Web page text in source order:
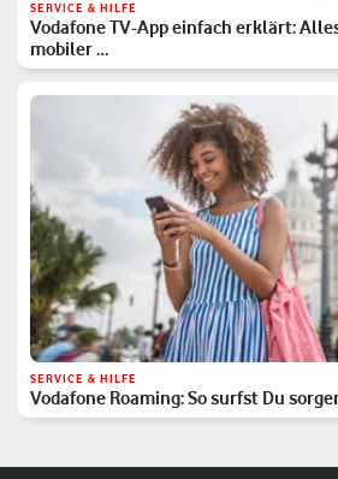
SERVICE & HILFE
Vodafone TV-App einfach erklärt:
mobiler …
SERVICE & HILFE
Vodafone Roaming: So surfst Du